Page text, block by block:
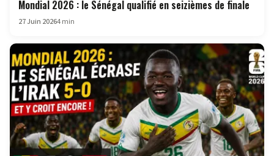
Mondial 2026 : le Sénégal qualifié en seizièmes de finale
27 Juin 20264 min